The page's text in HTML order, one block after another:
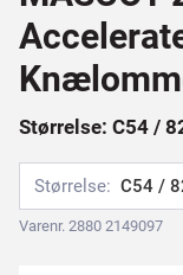
Størrelse: C54 /
Størrelse: C54 /
Varenr. 2880 2149097